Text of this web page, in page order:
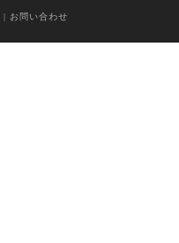
| お問い合わせ